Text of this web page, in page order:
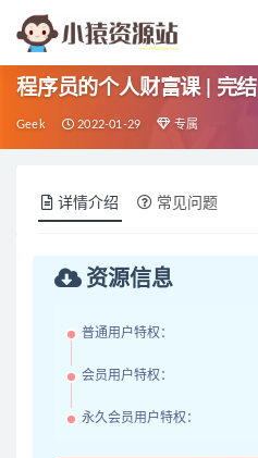
程序员的个人财富课 | 完结
Geek 2022-01-29 专属
详情介绍 常见问题
资源信息
普通用户特权：
会员用户特权：
永久会员用户特权：